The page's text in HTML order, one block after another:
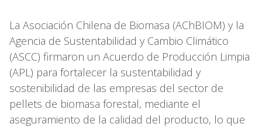
La Asociación Chilena de Biomasa (AChBIOM) y la
Agencia de Sustentabilidad y Cambio Climático
(ASCC) firmaron un Acuerdo de Producción Limpia
(APL) para fortalecer la sustentabilidad y
sostenibilidad de las empresas del sector de
pellets de biomasa forestal, mediante el
aseguramiento de la calidad del producto, lo que